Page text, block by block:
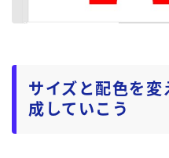
サイズと配色を変
成していこう